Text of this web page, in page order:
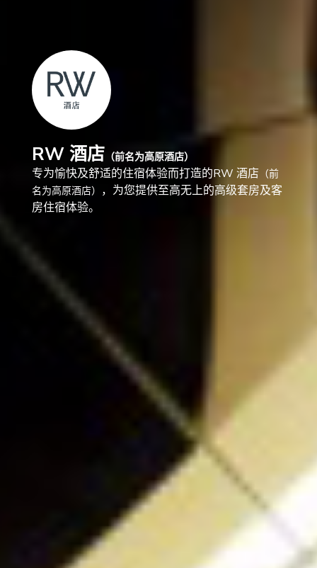
RW 酒店 （前名为高原酒店）
专为愉快及舒适的住宿体验而打造的RW 酒店 （前
名为高原酒店） ，为您提供至高无上的高级套房及客
房住宿体验。